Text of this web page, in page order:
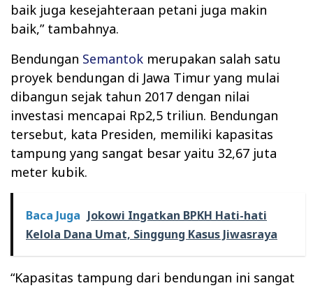
baik juga kesejahteraan petani juga makin
baik,” tambahnya.
Bendungan Semantok merupakan salah satu
proyek bendungan di Jawa Timur yang mulai
dibangun sejak tahun 2017 dengan nilai
investasi mencapai Rp2,5 triliun. Bendungan
tersebut, kata Presiden, memiliki kapasitas
tampung yang sangat besar yaitu 32,67 juta
meter kubik.
Baca Juga Jokowi Ingatkan BPKH Hati-hati
Kelola Dana Umat, Singgung Kasus Jiwasraya
“Kapasitas tampung dari bendungan ini sangat